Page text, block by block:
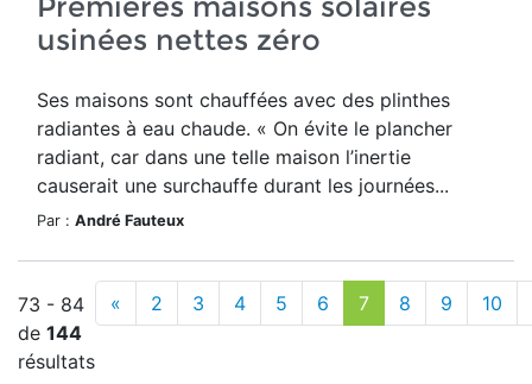
usinées nettes zéro
Ses maisons sont chauffées avec des plinthes
radiantes à eau chaude. « On évite le plancher
radiant, car dans une telle maison l’inertie
causerait une surchauffe durant les journées...
Par : André Fauteux
73 - 84
de 144
résultats
« 2 3 4 5 6 7 8 9 10